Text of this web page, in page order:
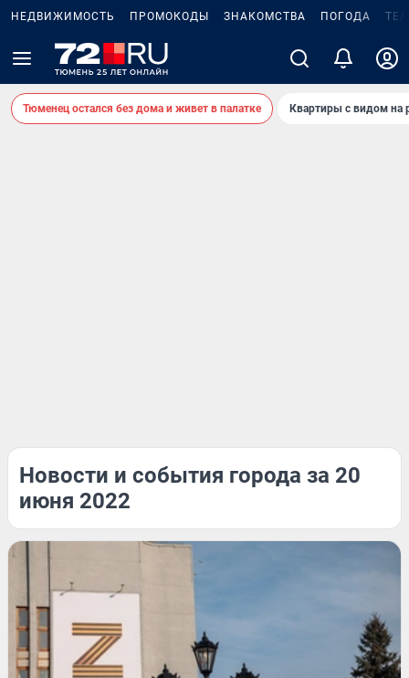
НЕДВИЖИМОСТЬ ПРОМОКОДЫ ЗНАКОМСТВА ПОГОДА
Тюменец остался без дома и живет в палатке Квартиры с видом на
Новости и события города за 20
июня 2022